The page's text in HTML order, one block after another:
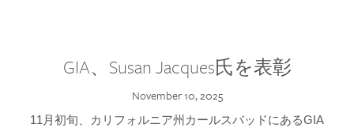
GIA、Susan Jacques氏を表彰
November 10, 2025
11月初旬、カリフォルニア州カールスバッドにあるGIA